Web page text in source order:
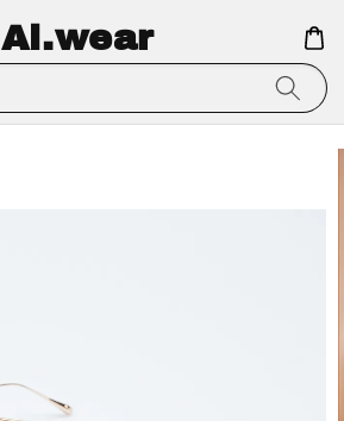
Ai.wear